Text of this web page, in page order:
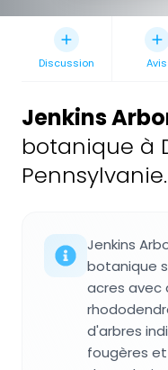
Discussion Avis
Jenkins
botanique à
Pennsylvanie.
Jenkins
botanique
acres avec
d'arbres
fougères